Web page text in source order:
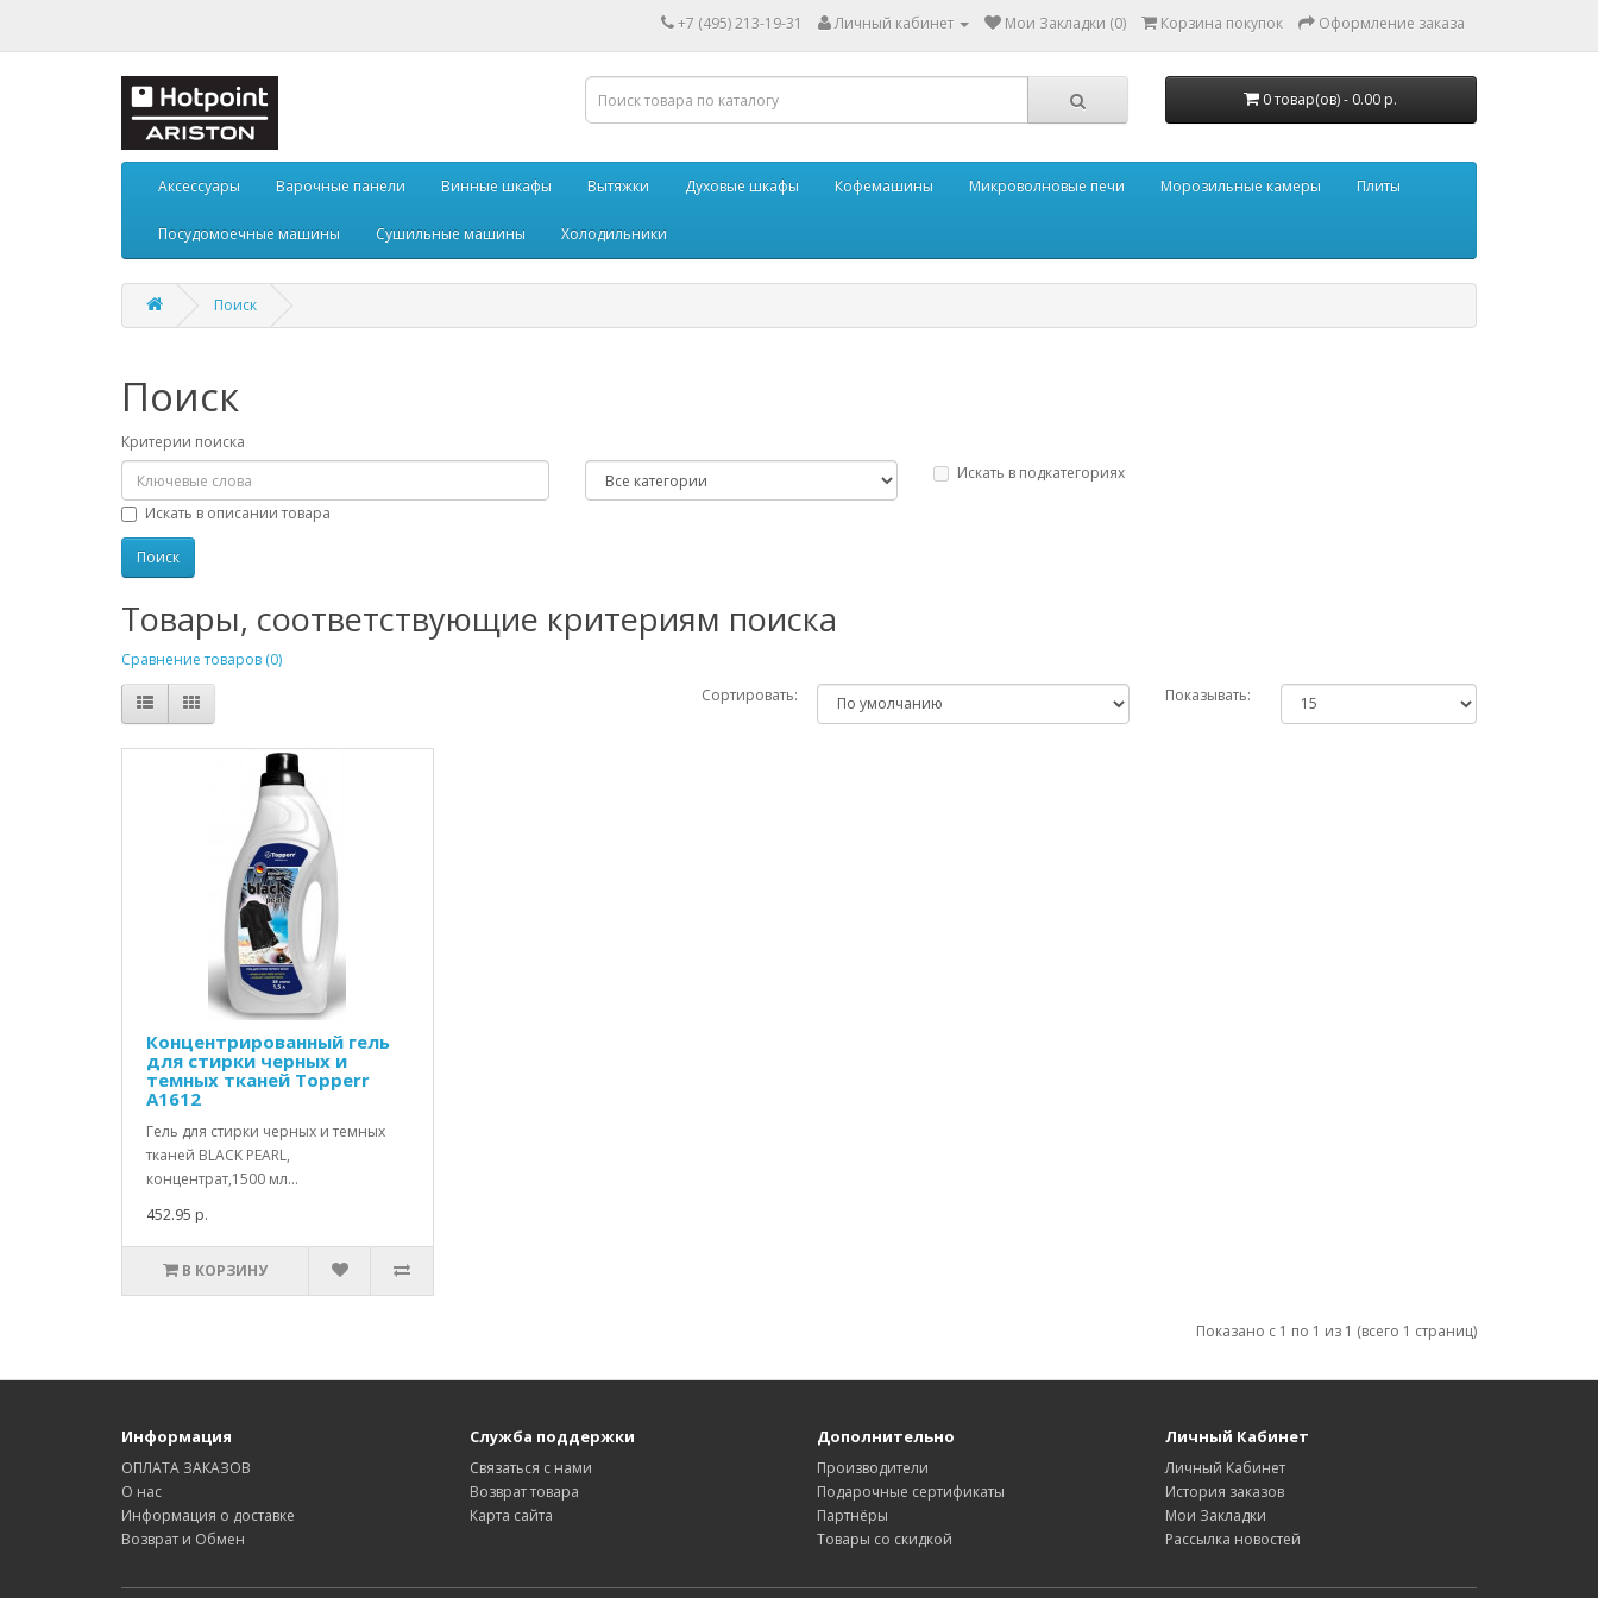
+7 (495) 213-19-31 Личный кабинет Мои Закладки (0) Корзина покупок Оформление заказа
0 товар(ов) - 0.00 р.
Аксессуары Варочные панели Винные шкафы Вытяжки Духовые шкафы Кофемашины Микроволновые печи Морозильные камеры Плиты
Посудомоечные машины Сушильные машины Холодильники
Поиск
Поиск
Критерии поиска
Искать в подкатегориях
Искать в описании товара
Товары, соответствующие критериям поиска
Сравнение товаров (0)
Сортировать:
Показывать:
Концентрированный гель
для стирки черных и
темных тканей Topperr
А1612
Гель для стирки черных и темных
тканей BLACK PEARL,
концентрат,1500 мл...
452.95 р.
В КОРЗИНУ
Показано с 1 по 1 из 1 (всего 1 страниц)
Информация
ОПЛАТА ЗАКАЗОВ
О нас
Информация о доставке
Возврат и Обмен
Служба поддержки
Связаться с нами
Возврат товара
Карта сайта
Дополнительно
Производители
Подарочные сертификаты
Партнёры
Товары со скидкой
Личный Кабинет
Личный Кабинет
История заказов
Мои Закладки
Рассылка новостей